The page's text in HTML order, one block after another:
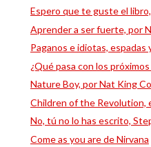
Espero que te guste el
Aprender a ser fuerte, por
Paganos e idiotas, espadas
¿Qué pasa con los
Nature Boy, por Nat King
Children of the Revolution,
No, tú no lo has escrito,
Come as you are de Nirvana